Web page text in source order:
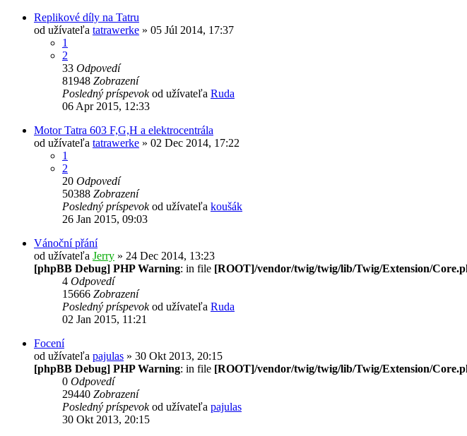
Replikové díly na Tatru
od užívateľa tatrawerke » 05 Júl 2014, 17:37
1
2
33 Odpovedí
81948 Zobrazení
Posledný príspevokod užívateľa Ruda
06 Apr 2015, 12:33
Motor Tatra 603 F,G,H a elektrocentrála
od užívateľa tatrawerke » 02 Dec 2014, 17:22
1
2
20 Odpovedí
50388 Zobrazení
Posledný príspevokod užívateľa koušák
26 Jan 2015, 09:03
Vánoční přání
od užívateľa Jerry » 24 Dec 2014, 13:23
[phpBB Debug] PHP Warning: in file [ROOT]/vendor/twig/twig/lib/Twig/Extension/
4 Odpovedí
15666 Zobrazení
Posledný príspevokod užívateľa Ruda
02 Jan 2015, 11:21
Focení
od užívateľa pajulas » 30 Okt 2013, 20:15
[phpBB Debug] PHP Warning: in file [ROOT]/vendor/twig/twig/lib/Twig/Extension/
0 Odpovedí
29440 Zobrazení
Posledný príspevokod užívateľa pajulas
30 Okt 2013, 20:15